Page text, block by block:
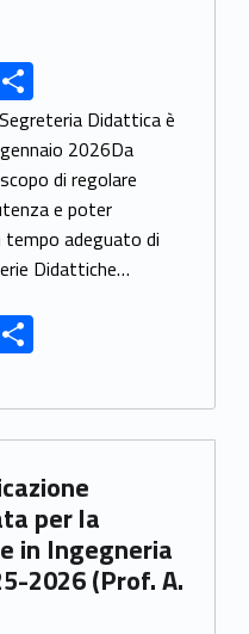
C
o
n
di
vi
di
Didattica è
2026Da
di regolare
e poter
adeguato di
Didattiche…
C
o
n
di
vi
di
per la
in Ingegneria
2026 (Prof. A.